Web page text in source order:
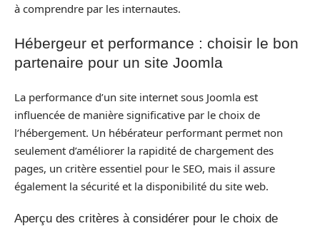
à comprendre par les internautes.
Hébergeur et performance : choisir le bon
partenaire pour un site Joomla
La performance d’un site internet sous Joomla est
influencée de manière significative par le choix de
l’hébergement. Un hébérateur performant permet non
seulement d’améliorer la rapidité de chargement des
pages, un critère essentiel pour le SEO, mais il assure
également la sécurité et la disponibilité du site web.
Aperçu des critères à considérer pour le choix de